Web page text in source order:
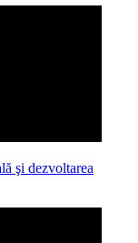
şi dezvoltarea